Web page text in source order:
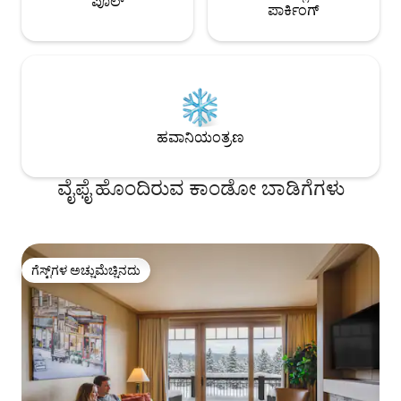
ಪಾರ್ಕಿಂಗ್
ಹವಾನಿಯಂತ್ರಣ
ವೈಫೈ ಹೊಂದಿರುವ ಕಾಂಡೋ ಬಾಡಿಗೆಗಳು
ಗೆಸ್ಟ್‌ಗಳ ಅಚ್ಚುಮೆಚ್ಚಿನದು
ಗೆಸ್ಟ್‌ಗಳ ಅಚ್ಚುಮೆಚ್ಚಿನದು